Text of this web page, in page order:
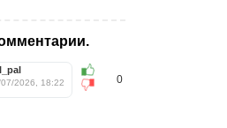
0
2026, 18:22